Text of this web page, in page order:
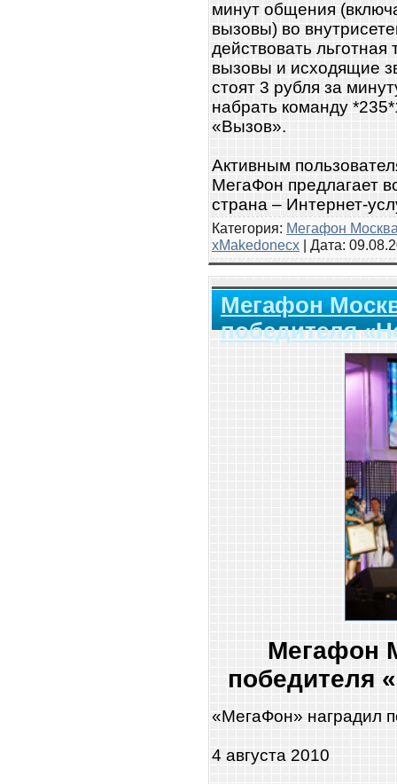
минут общения
вызовы) во
действовать
вызовы и исходящие
стоят 3 рубля за
набрать команду
«Вызов».
Активным
МегаФон предлагает
страна – Интернет-
Категория: Мегафон
xMakedonecx | Дата:
Мегафон
победителя
Мегафон
победителя
«МегаФон» наградил
4 августа 2010